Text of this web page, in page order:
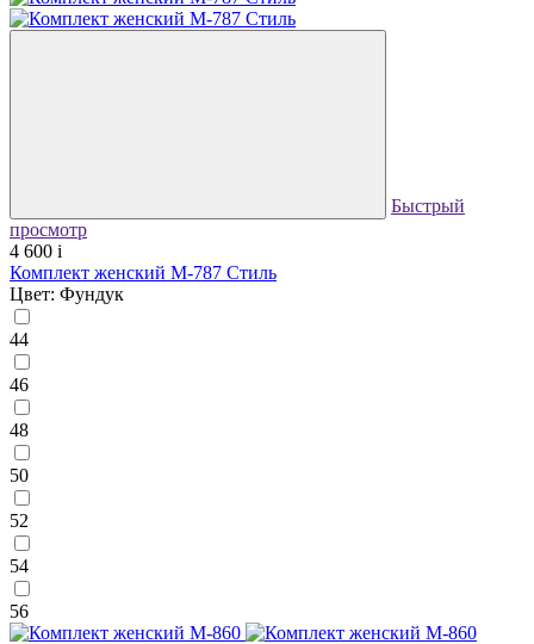
Быстрый
просмотр
4 600 i
Комплект женский М-787 Стиль
Цвет: Фундук
44
46
48
50
52
54
56